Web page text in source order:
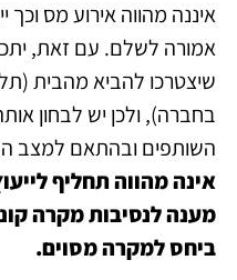
איננה מהווה אירוע מס
אמורה לשלם. עם זאת,
שיצטרכו להביא מהבית
בחברה), ולכן יש לבחון
השותפים ובהתאם למצב
אינה מהווה תחליף
מענה לנסיבות מקרה
ביחס למקרה מסוים.